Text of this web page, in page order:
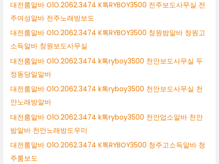
대전룸알바 O1O.2062.3474 K톡RYBOY3500 전주보도사무실 전
주여성알바 전주노래방보도
대전룸알바 O1O.2062.3474 K톡RYBOY3500 창원밤알바 창원고
소득알바 창원보도사무실
대전룸알바 O1O.2062.3474 k톡ryboy3500 천안보도사무실 두
정동당일알바
대전룸알바 O1O.2062.3474 k톡ryboy3500 천안보도사무실 천
안노래방알바
대전룸알바 O1O.2062.3474 k톡ryboy3500 천안업소알바 천안
밤알바 천안노래방도우미
대전룸알바 O1O.2062.3474 K톡RYBOY3500 청주고소득알바 청
주룸보도